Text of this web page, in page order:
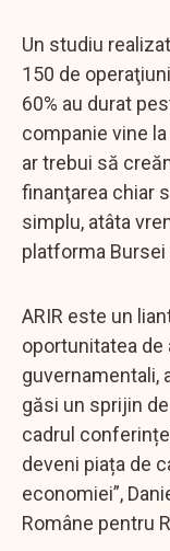
Un studiu
150 de
60% au durat
companie vine
ar trebui să
finanţarea chiar
simplu, atâta
platforma Bursei
ARIR este un
oportunitatea de
guvernamentali,
găsi un sprijin
cadrul
deveni piața de
economiei”,
Române pentru